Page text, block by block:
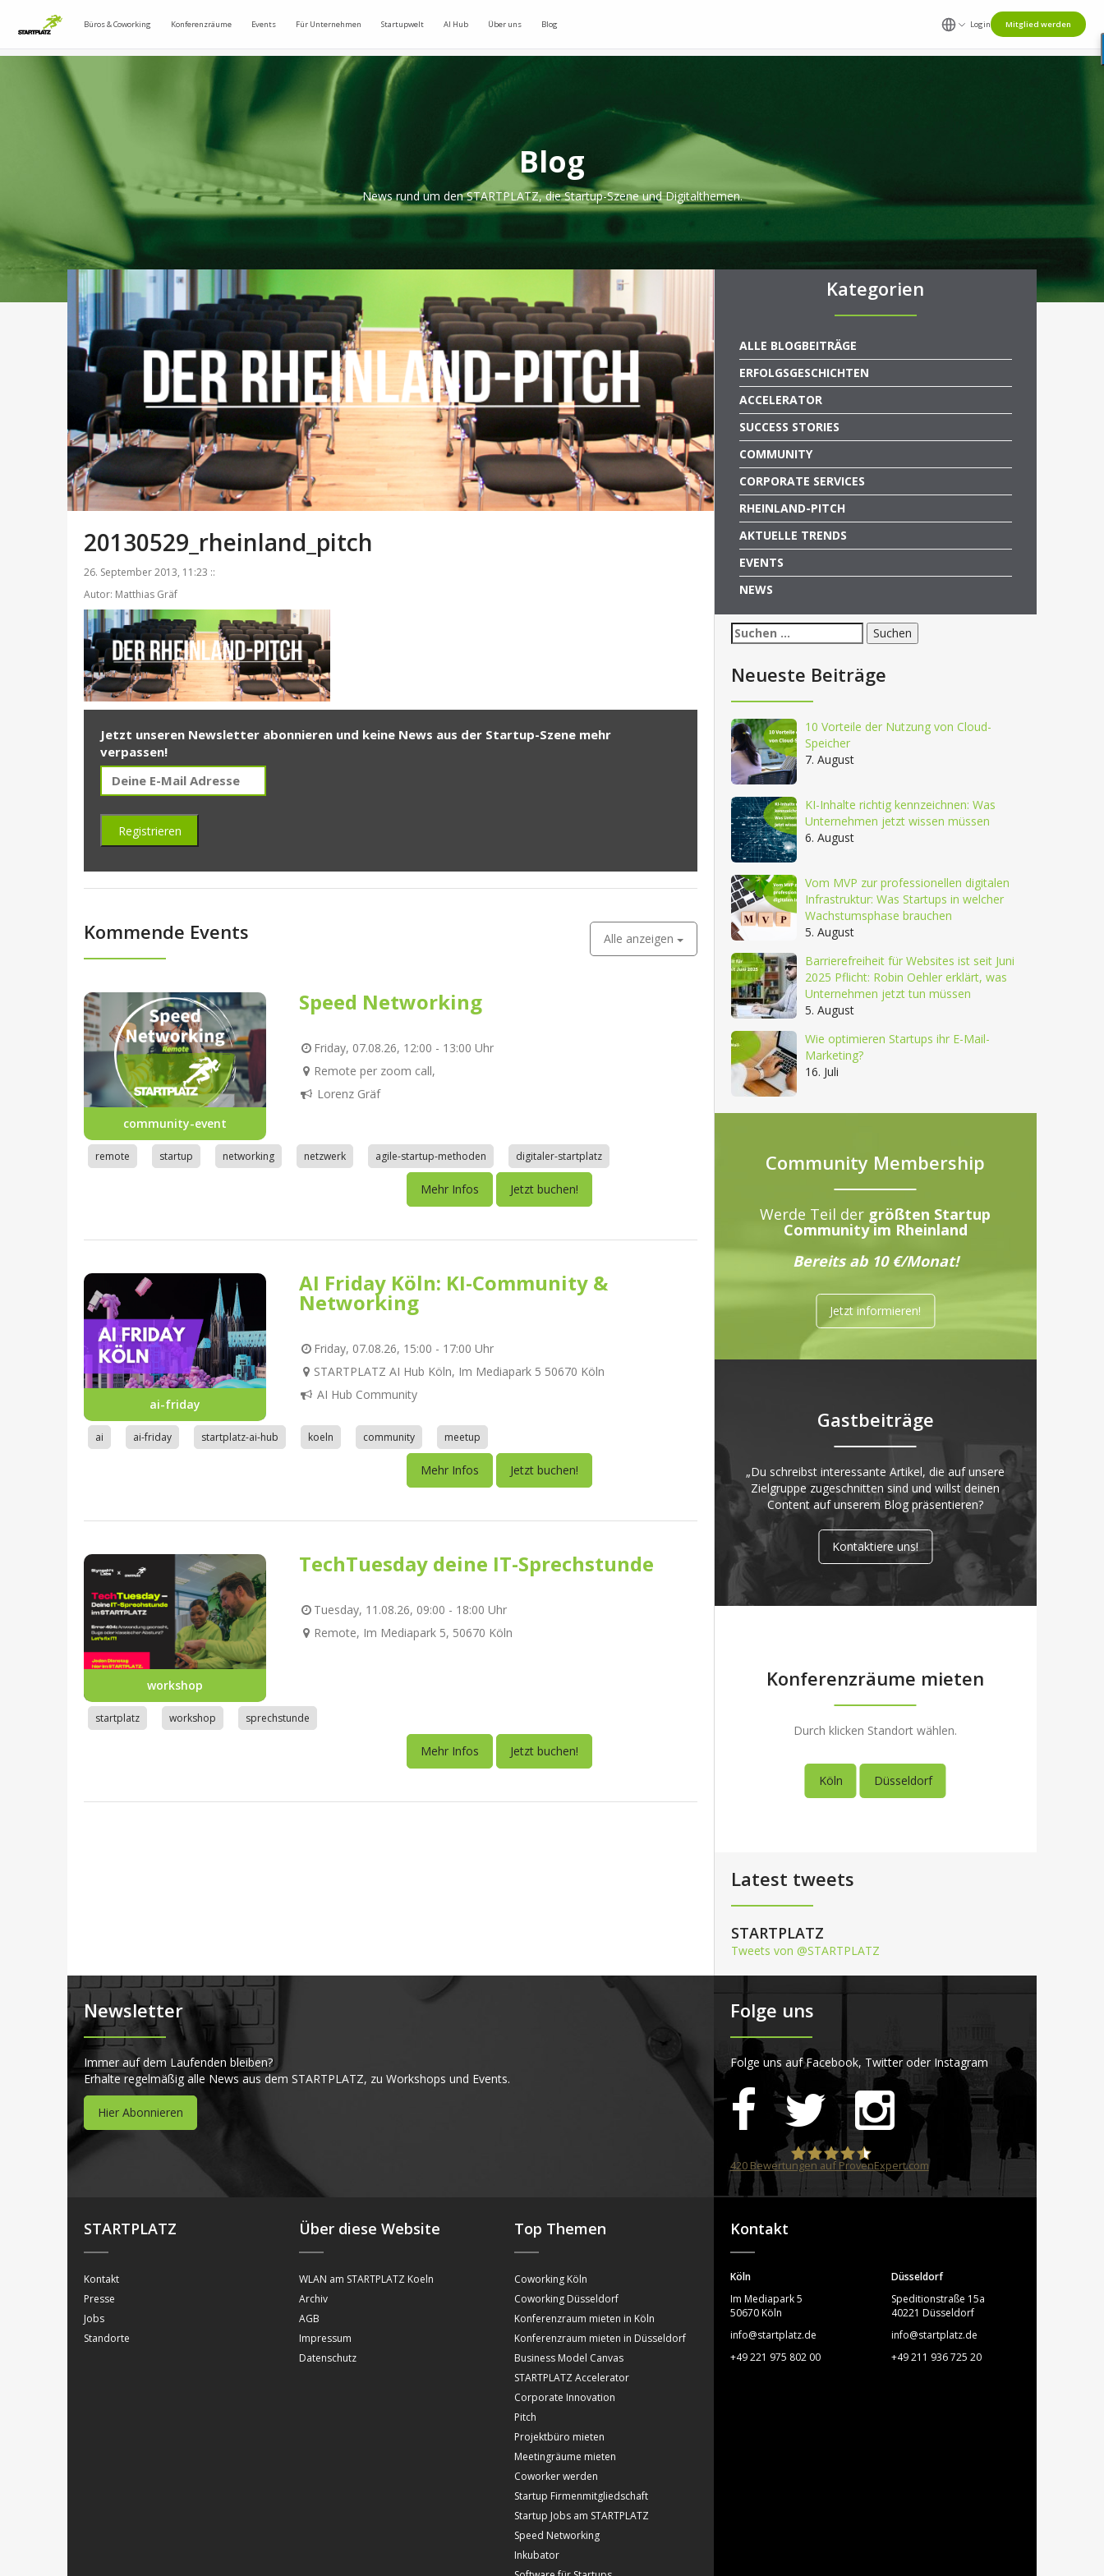
Büros & Coworking Konferenzräume Events Für Unternehmen Startupwelt AI Hub Über uns Blog Login Mitglied werden
Blog
News rund um den STARTPLATZ, die Startup-Szene und Digitalthemen.
20130529_rheinland_pitch
26. September 2013, 11:23 ::
Autor: Matthias Gräf
Jetzt unseren Newsletter abonnieren und keine News aus der Startup-Szene mehr
verpassen!
Kommende Events Alle anzeigen
community-event
Speed Networking
Friday, 07.08.26, 12:00 - 13:00 Uhr
Remote per zoom call,
Lorenz Gräf
remote startup networking netzwerk agile-startup-methoden digitaler-startplatz
Mehr Infos Jetzt buchen!
ai-friday
AI Friday Köln: KI-Community &
Networking
Friday, 07.08.26, 15:00 - 17:00 Uhr
STARTPLATZ AI Hub Köln, Im Mediapark 5 50670 Köln
AI Hub Community
ai ai-friday startplatz-ai-hub koeln community meetup
Mehr Infos Jetzt buchen!
workshop
TechTuesday deine IT-Sprechstunde
Tuesday, 11.08.26, 09:00 - 18:00 Uhr
Remote, Im Mediapark 5, 50670 Köln
startplatz workshop sprechstunde
Mehr Infos Jetzt buchen!
Kategorien
ALLE BLOGBEITRÄGE
ERFOLGSGESCHICHTEN
ACCELERATOR
SUCCESS STORIES
COMMUNITY
CORPORATE SERVICES
RHEINLAND-PITCH
AKTUELLE TRENDS
EVENTS
NEWS
Suchen
nach:
Neueste Beiträge
10 Vorteile der Nutzung von Cloud-
Speicher
7. August
KI-Inhalte richtig kennzeichnen: Was
Unternehmen jetzt wissen müssen
6. August
Vom MVP zur professionellen digitalen
Infrastruktur: Was Startups in welcher
Wachstumsphase brauchen
5. August
Barrierefreiheit für Websites ist seit Juni
2025 Pflicht: Robin Oehler erklärt, was
Unternehmen jetzt tun müssen
5. August
Wie optimieren Startups ihr E-Mail-
Marketing?
16. Juli
Community Membership
Werde Teil der größten Startup
Community im Rheinland
Bereits ab 10 €/Monat!
Jetzt informieren!
Gastbeiträge
„Du schreibst interessante Artikel, die auf unsere
Zielgruppe zugeschnitten sind und willst deinen
Content auf unserem Blog präsentieren?
Kontaktiere uns!
Konferenzräume mieten
Durch klicken Standort wählen.
Köln Düsseldorf
Latest tweets
STARTPLATZ
Tweets von @STARTPLATZ
Newsletter
Immer auf dem Laufenden bleiben?
Erhalte regelmäßig alle News aus dem STARTPLATZ, zu Workshops und Events.
Hier Abonnieren
Folge uns
Folge uns auf Facebook, Twitter oder Instagram
STARTPLATZ
420Bewertungen auf ProvenExpert.com
STARTPLATZ
Kontakt
Presse
Jobs
Standorte
Über diese Website
WLAN am STARTPLATZ Koeln
Archiv
AGB
Impressum
Datenschutz
Top Themen
Coworking Köln
Coworking Düsseldorf
Konferenzraum mieten in Köln
Konferenzraum mieten in Düsseldorf
Business Model Canvas
STARTPLATZ Accelerator
Corporate Innovation
Pitch
Projektbüro mieten
Meetingräume mieten
Coworker werden
Startup Firmenmitgliedschaft
Startup Jobs am STARTPLATZ
Speed Networking
Inkubator
Kontakt
Köln
Im Mediapark 5
50670 Köln
info@startplatz.de
+49 221 975 802 00
Düsseldorf
Speditionstraße 15a
40221 Düsseldorf
info@startplatz.de
+49 211 936 725 20